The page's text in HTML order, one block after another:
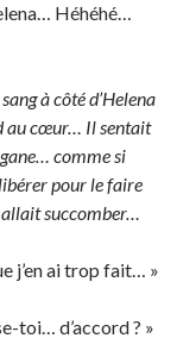
Héhéhé…
à côté d’Helena
au cœur… Il sentait
comme si
pour le faire
succomber…
j’en ai trop fait… »
toi… d’accord ? »